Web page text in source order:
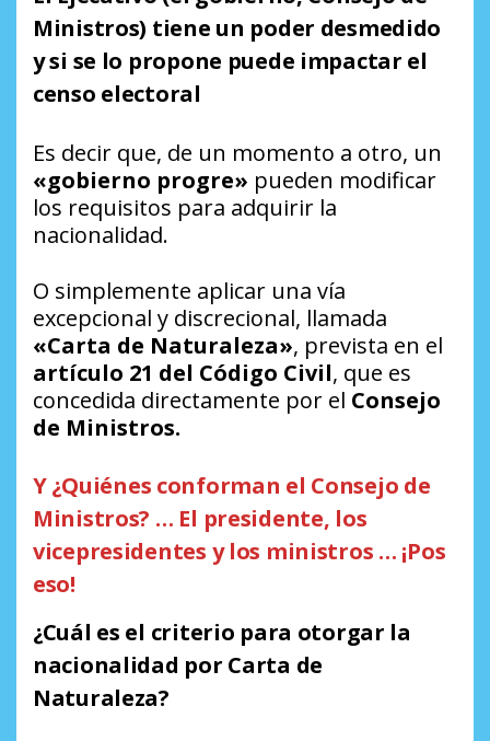
Ministros) tiene un poder desmedido
y si se lo propone puede impactar el
censo electoral
Es decir que, de un momento a otro, un
«gobierno progre» pueden modificar
los requisitos para adquirir la
nacionalidad.
O simplemente aplicar una vía
excepcional y discrecional, llamada
«Carta de Naturaleza», prevista en el
artículo 21 del Código Civil, que es
concedida directamente por el Consejo
de Ministros.
Y¿Quiénes conforman el Consejo de
Ministros? … El presidente, los
vicepresidentes y los ministros … ¡Pos
eso!
¿Cuál es el criterio para otorgar la
nacionalidad por Carta de
Naturaleza?